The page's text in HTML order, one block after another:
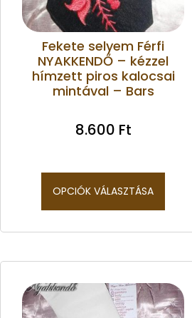
Fekete selyem Férfi
NYAKKENDŐ – kézzel
hímzett piros kalocsai
mintával – Bars
8.600 Ft
OPCIÓK VÁLASZTÁSA